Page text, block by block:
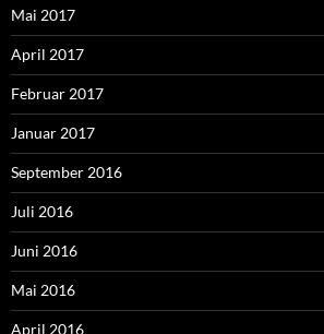
Mai 2017
April 2017
Februar 2017
Januar 2017
September 2016
Juli 2016
Juni 2016
Mai 2016
April 2016